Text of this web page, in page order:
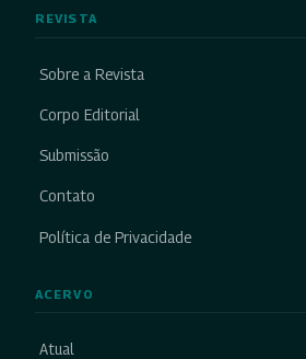
REVISTA
Sobre a Revista
Corpo Editorial
Submissão
Contato
Política de Privacidade
ACERVO
Atual